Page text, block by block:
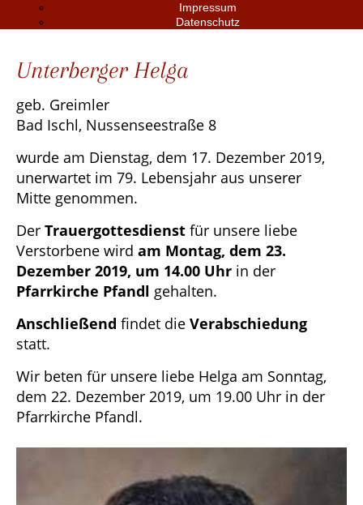
Impressum
Datenschutz
Unterberger Helga
geb. Greimler
Bad Ischl, Nussenseestraße 8
wurde am Dienstag, dem 17. Dezember 2019,
unerwartet im 79. Lebensjahr aus unserer
Mitte genommen.
Der Trauergottesdienst für unsere liebe
Verstorbene wird am Montag, dem 23.
Dezember 2019, um 14.00 Uhr in der
Pfarrkirche Pfandl gehalten.
Anschließend findet die Verabschiedung
statt.
Wir beten für unsere liebe Helga am Sonntag,
dem 22. Dezember 2019, um 19.00 Uhr in der
Pfarrkirche Pfandl.